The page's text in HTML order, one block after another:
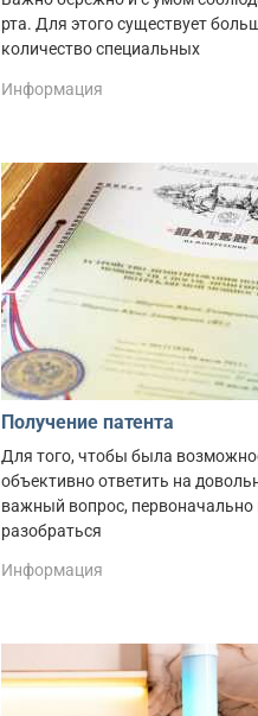
рта. Для этого существует
количество специальных
Информация
Получение патента
Для того, чтобы была
объективно ответить на
важный вопрос, первоначально
разобраться
Информация